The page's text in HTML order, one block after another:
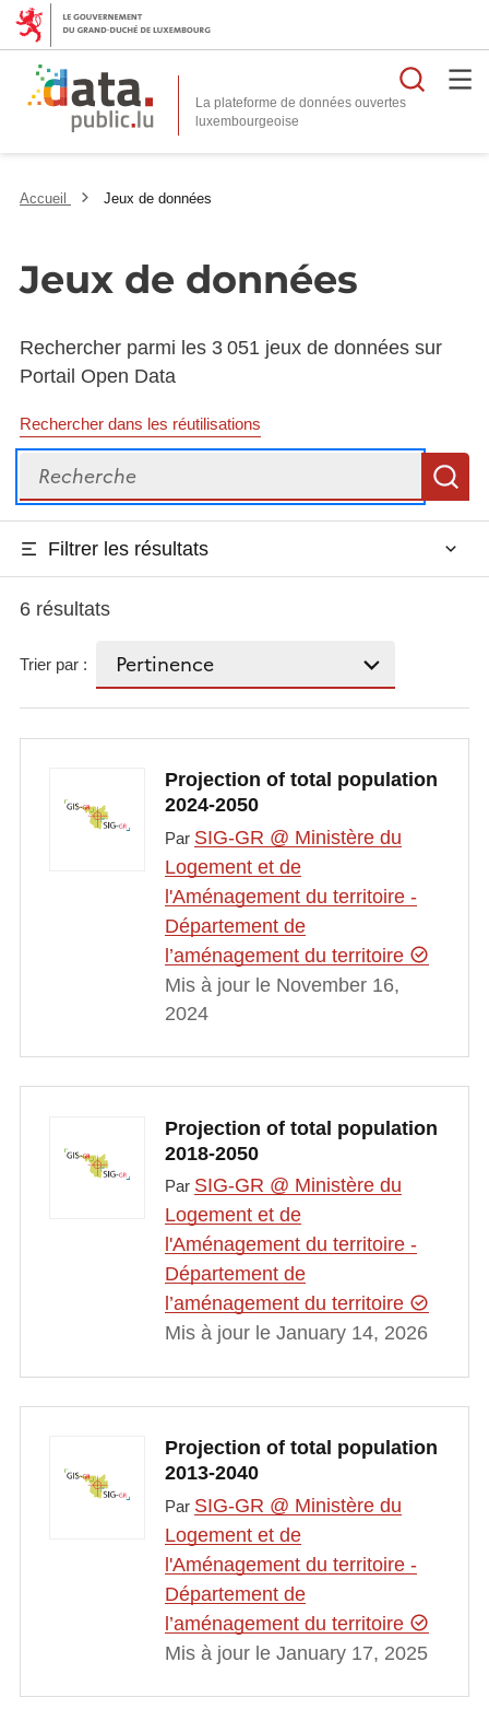
La plateforme de données ouvertes
Accueil Jeux de données
Jeux de données
Rechercher parmi les 3 051 jeux de données sur
Portail Open Data
Rechercher dans les réutilisations
Recherche
Filtrer les résultats
6 résultats
Trier par :
Projection of total population
2024-2050
Par SIG-GR @ Ministère du
Logement et de
l'Aménagement du territoire -
Département de
l’aménagement du territoire
Mis à jour le November 16,
2024
Projection of total population
2018-2050
Par SIG-GR @ Ministère du
Logement et de
l'Aménagement du territoire -
Département de
l’aménagement du territoire
Mis à jour le January 14, 2026
Projection of total population
2013-2040
Par SIG-GR @ Ministère du
Logement et de
l'Aménagement du territoire -
Département de
l’aménagement du territoire
Mis à jour le January 17, 2025